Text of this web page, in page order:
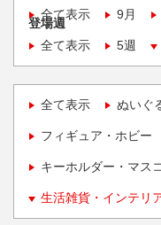
全て表示
9月
登場週
全て表示
5週
全て表示 ぬいぐ
フィギュア・ホビー
キーホルダー・マス
生活雑貨・インテリ